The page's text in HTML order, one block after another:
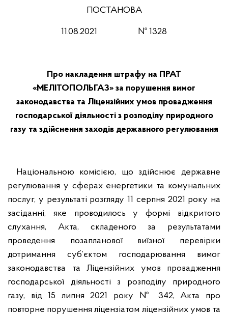
ПОСТАНОВА
11.08.2021 № 1328
Про накладення штрафу на ПРАТ
«МЕЛІТОПОЛЬГАЗ» за порушення вимог
законодавства та Ліцензійних умов провадження
господарської діяльності з розподілу природного
газу та здійснення заходів державного регулювання
Національною комісією, що здійснює державне
регулювання у сферах енергетики та комунальних
послуг, у результаті розгляду 11 серпня 2021 року на
засіданні, яке проводилось у формі відкритого
слухання, Акта, складеного за результатами
проведення позапланової виїзної перевірки
дотримання суб’єктом господарювання вимог
законодавства та Ліцензійних умов провадження
господарської діяльності з розподілу природного
газу, від 15 липня 2021 року № 342, Акта про
повторне порушення ліцензіатом ліцензійних умов та